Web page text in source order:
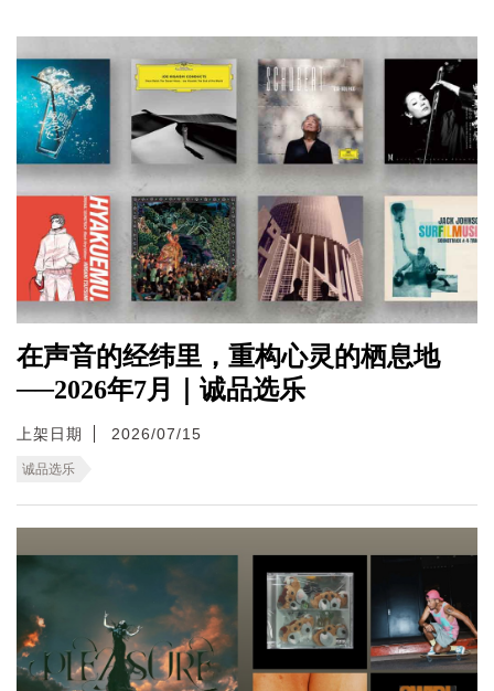
在声音的经纬里，重构心灵的栖息地
──2026年7月｜诚品选乐
上架日期 2026/07/15
诚品选乐